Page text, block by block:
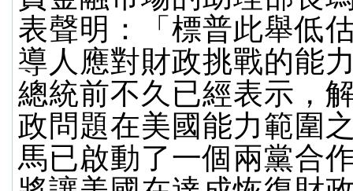
表聲明：「標普此舉低
導人應對財政挑戰的能
總統前不久已經表示，
政問題在美國能力範圍
馬已啟動了一個兩黨合